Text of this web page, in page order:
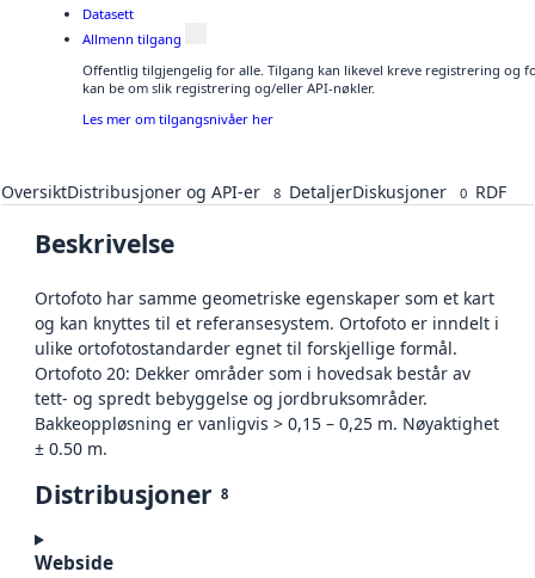
Datasett
Allmenn tilgang
Offentlig tilgjengelig for alle. Tilgang kan likevel kreve registrering og
kan be om slik registrering og/eller API-nøkler.
Les mer om tilgangsnivåer her
OversiktDistribusjoner og API-er 8 DetaljerDiskusjoner 0 RDF
Beskrivelse
Ortofoto har samme geometriske egenskaper som et kart
og kan knyttes til et referansesystem. Ortofoto er inndelt i
ulike ortofotostandarder egnet til forskjellige formål.
Ortofoto 20: Dekker områder som i hovedsak består av
tett- og spredt bebyggelse og jordbruksområder.
Bakkeoppløsning er vanligvis > 0,15 – 0,25 m. Nøyaktighet
± 0.50 m.
Distribusjoner 8
Webside